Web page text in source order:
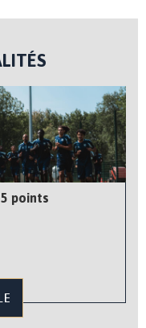
5 points